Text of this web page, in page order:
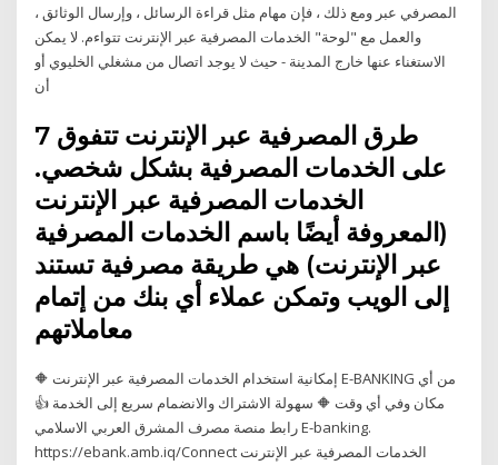
المصرفي عبر ومع ذلك ، فإن مهام مثل قراءة الرسائل ، وإرسال الوثائق ،
والعمل مع "لوحة" الخدمات المصرفية عبر الإنترنت تتواءم. لا يمكن
الاستغناء عنها خارج المدينة - حيث لا يوجد اتصال من مشغلي الخليوي أو
أن
7 طرق المصرفية عبر الإنترنت تتفوق
على الخدمات المصرفية بشكل شخصي.
الخدمات المصرفية عبر الإنترنت
(المعروفة أيضًا باسم الخدمات المصرفية
عبر الإنترنت) هي طريقة مصرفية تستند
إلى الويب وتمكن عملاء أي بنك من إتمام
معاملاتهم
🔶 إمكانية استخدام الخدمات المصرفية عبر الإنترنت E-BANKING من أي
مكان وفي أي وقت 🔶 سهولة الاشتراك والانضمام سريع إلى الخدمة 👍
رابط منصة مصرف المشرق العربي الاسلامي E-banking.
https://ebank.amb.iq/Connect الخدمات المصرفية عبر الإنترنت